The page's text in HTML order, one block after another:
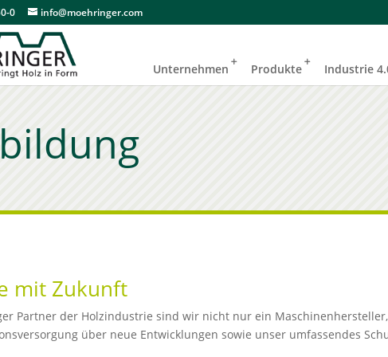
0 info@moehringer.com
Unternehmen Produkte Industrie
mit Zukunft
Partner der Holzindustrie sind wir nicht nur ein
über neue Entwicklungen sowie unser umfassendes